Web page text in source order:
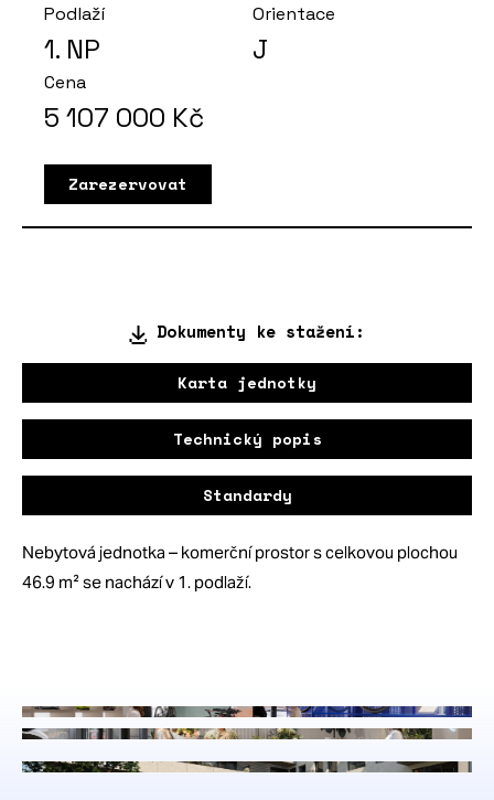
Podlaží
1. NP
Orientace
J
Cena
5 107 000 Kč
Zarezervovat
Dokumenty ke stažení:
Karta jednotky
Technický popis
Standardy
Nebytová jednotka – komerční prostor s celkovou plochou
46.9 m² se nachází v 1. podlaží.